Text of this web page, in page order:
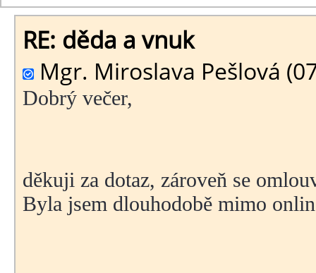
RE: děda a vnuk
Mgr. Miroslava Pešlová
Dobrý večer,
děkuji za dotaz, zároveň se
Byla jsem dlouhodobě mimo